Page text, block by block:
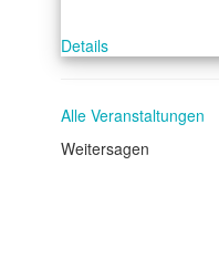
Details
Alle Veranstaltungen
Weitersagen